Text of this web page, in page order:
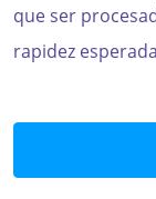
que ser
rapidez